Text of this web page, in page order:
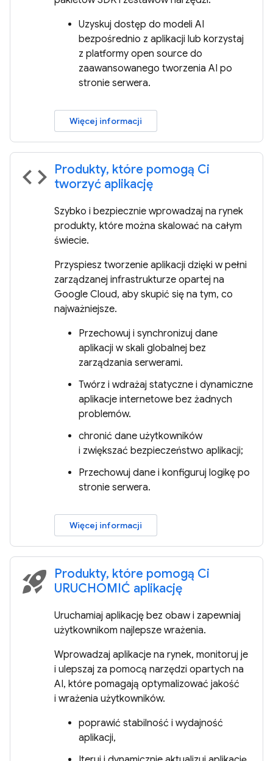
Uzyskuj dostęp do modeli AI
bezpośrednio z aplikacji lub korzystaj
z platformy open source do
zaawansowanego tworzenia AI po
stronie serwera.
Więcej informacji
code Produkty, które pomogą Ci
tworzyć aplikację
Szybko i bezpiecznie wprowadzaj na rynek
produkty, które można skalować na całym
świecie.
Przyspiesz tworzenie aplikacji dzięki w pełni
zarządzanej infrastrukturze opartej na
Google Cloud, aby skupić się na tym, co
najważniejsze.
Przechowuj i synchronizuj dane
aplikacji w skali globalnej bez
zarządzania serwerami.
Twórz i wdrażaj statyczne i dynamiczne
aplikacje internetowe bez żadnych
problemów.
chronić dane użytkowników
i zwiększać bezpieczeństwo aplikacji;
Przechowuj dane i konfiguruj logikę po
stronie serwera.
Więcej informacji
rocket_launch Produkty, które pomogą Ci
URUCHOMIĆ aplikację
Uruchamiaj aplikację bez obaw i zapewniaj
użytkownikom najlepsze wrażenia.
Wprowadzaj aplikacje na rynek, monitoruj je
i ulepszaj za pomocą narzędzi opartych na
AI, które pomagają optymalizować jakość
i wrażenia użytkowników.
poprawić stabilność i wydajność
aplikacji,